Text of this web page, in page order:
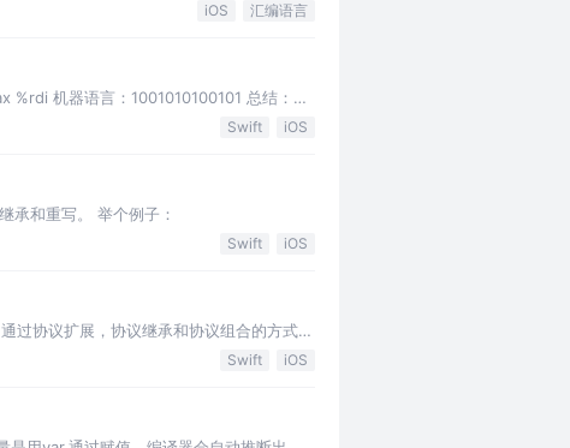
iOS 汇编语言
机器语言：1001010100101 总结：
Swift iOS
承和重写。 举个例子：
Swift iOS
过协议扩展，协议继承和协议组合的方式来
Swift iOS